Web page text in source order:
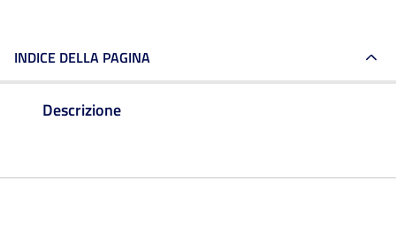
INDICE DELLA PAGINA
Descrizione